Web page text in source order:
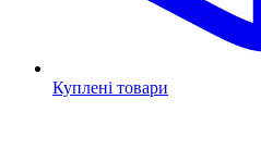
Куплені товари